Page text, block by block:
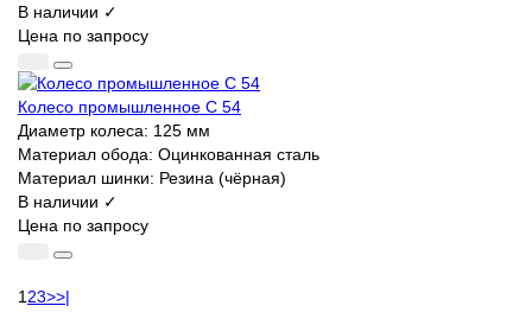
В наличии ✓
Цена по запросу
Колесо промышленное C 54
Диаметр колеса: 125 мм
Материал обода: Оцинкованная сталь
Материал шинки: Резина (чёрная)
В наличии ✓
Цена по запросу
123>>|